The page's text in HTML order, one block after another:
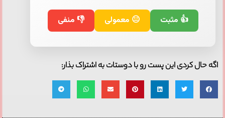
👍 مثبت 😐 معمولی 👎 منفی
اگه حال کردی این پست رو با دوستات به اشتراک بذار: